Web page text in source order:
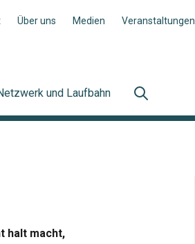
Über uns Medien Veranstaltungen
und Laufbahn
halt macht,